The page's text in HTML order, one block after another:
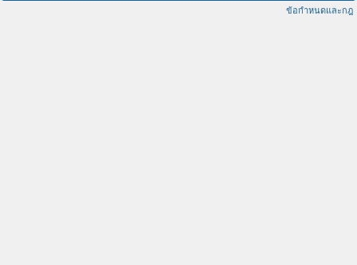
ข้อกำหนดและกฎ